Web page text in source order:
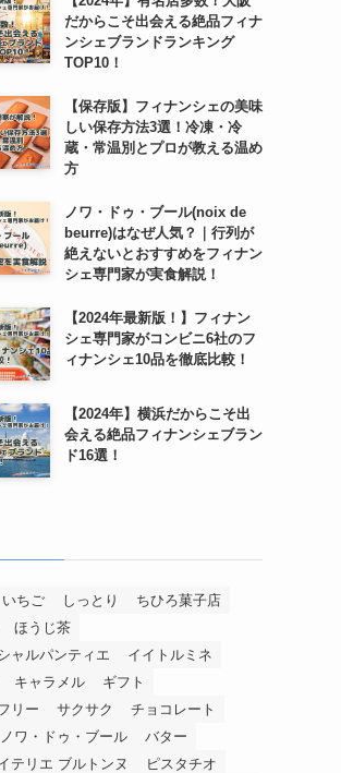
だからこそ出会える絶品フィナ
ンシェブランドランキング
TOP10！
【保存版】フィナンシェの美味
しい保存方法3選！冷凍・冷
蔵・常温別とプロが教える温め
方
ノワ・ドゥ・ブール(noix de
beurre)はなぜ人気？｜行列が
絶えないとおすすめをフィナン
シェ専門家が実食解説！
【2024年最新版！】フィナン
シェ専門家がコンビニ6社のフ
ィナンシェ10品を徹底比較！
【2024年】横浜だからこそ出
会える絶品フィナンシェブラン
ド16選！
いちご しっとり
ちひろ菓子店
ほうじ茶
ャルパンティエ
イイトルミネ
キャラメル
ギフト
リー
サクサク
チョコレート
ノワ・ドゥ・ブール
バター
テリエ ブルトンヌ
ピスタチオ